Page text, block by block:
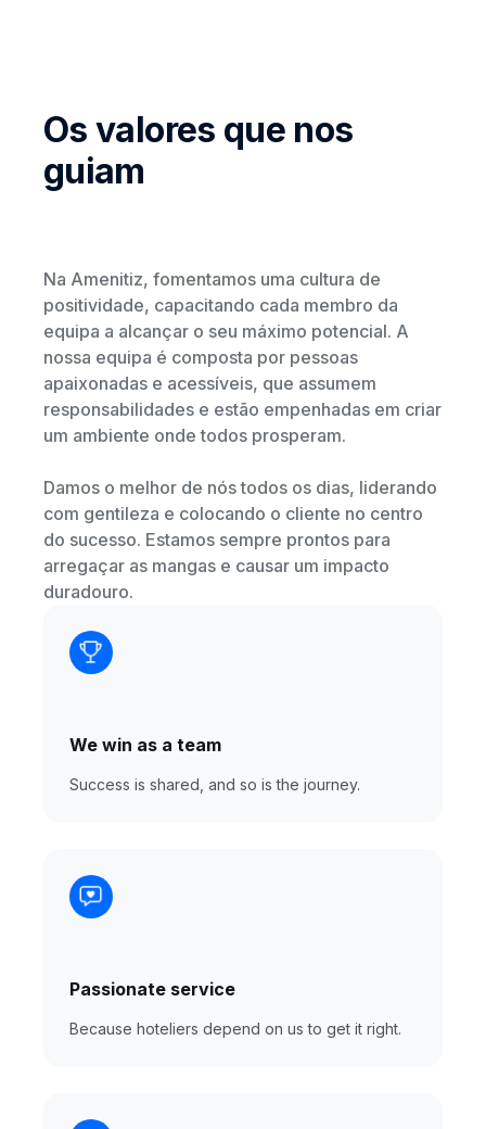
Os valores que nos
guiam
Na Amenitiz, fomentamos uma cultura de
positividade, capacitando cada membro da
equipa a alcançar o seu máximo potencial. A
nossa equipa é composta por pessoas
apaixonadas e acessíveis, que assumem
responsabilidades e estão empenhadas em criar
um ambiente onde todos prosperam.
Damos o melhor de nós todos os dias, liderando
com gentileza e colocando o cliente no centro
do sucesso. Estamos sempre prontos para
arregaçar as mangas e causar um impacto
duradouro.
We win as a team
Success is shared, and so is the journey.
Passionate service
Because hoteliers depend on us to get it right.